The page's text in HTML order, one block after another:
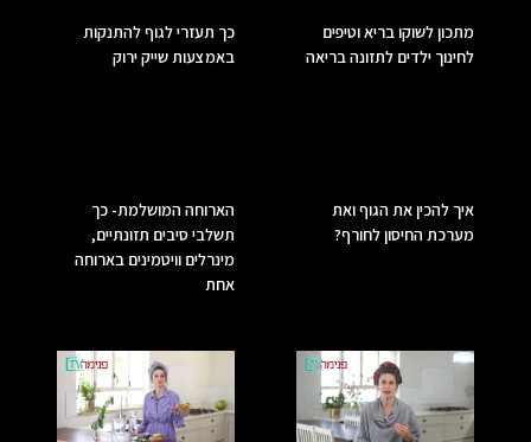
מתכון לשוקו בריא וטיפים
לחינוך ילדים לתזונה בריאה
כך תעזרי לגוף להתנקות
באמצעות שייק ירוק
איך להכין את הגוף ואת
מערכת החיסון לחורף?
הארוחה המושלמת- כך
תשלבי סיבים תזונתיים,
מינרלים וויטמינים בארוחה
אחת